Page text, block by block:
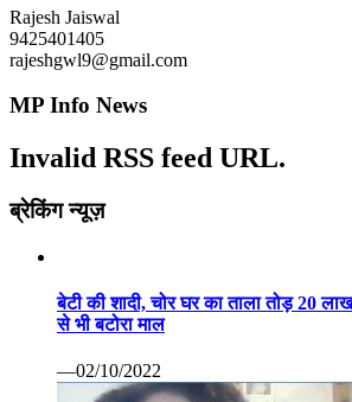
Rajesh Jaiswal
9425401405
rajeshgwl9@gmail.com
MP Info News
Invalid RSS feed URL.
ब्रेकिंग न्यूज़
बेटी की शादी, चोर घर का ताला तोड़ 20
से भी बटोरा माल
—02/10/2022